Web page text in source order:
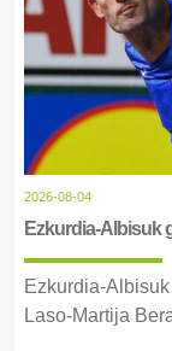
2026-08-04
Ezkurdia-Albisuk
Ezkurdia-
Laso-Martija